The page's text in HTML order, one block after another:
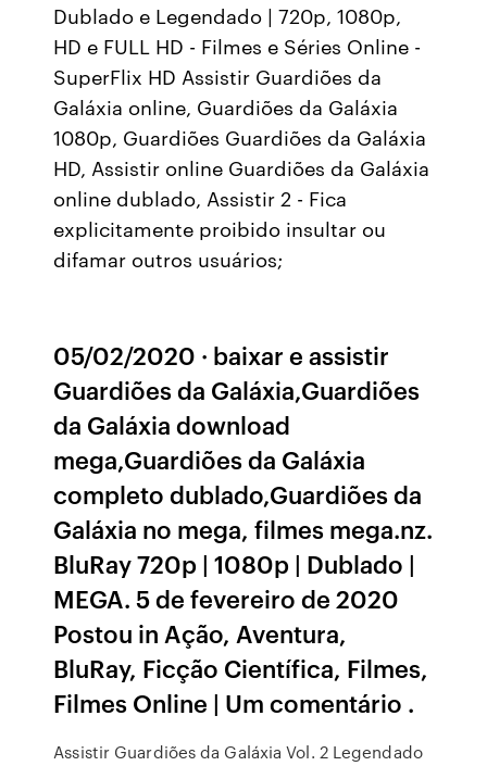
Dublado e Legendado | 720p, 1080p,
HD e FULL HD - Filmes e Séries Online -
SuperFlix HD Assistir Guardiões da
Galáxia online, Guardiões da Galáxia
1080p, Guardiões Guardiões da Galáxia
HD, Assistir online Guardiões da Galáxia
online dublado, Assistir 2 - Fica
explicitamente proibido insultar ou
difamar outros usuários;
05/02/2020 · baixar e assistir
Guardiões da Galáxia,Guardiões
da Galáxia download
mega,Guardiões da Galáxia
completo dublado,Guardiões da
Galáxia no mega, filmes mega.nz.
BluRay 720p | 1080p | Dublado |
MEGA. 5 de fevereiro de 2020
Postou in Ação, Aventura,
BluRay, Ficção Científica, Filmes,
Filmes Online | Um comentário .
Assistir Guardiões da Galáxia Vol. 2 Legendado